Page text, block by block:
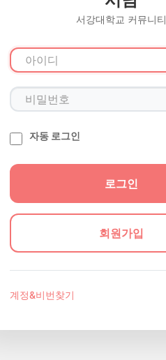
서강대학교 커뮤니티
자동 로그인
회원가입
계정&비번찾기